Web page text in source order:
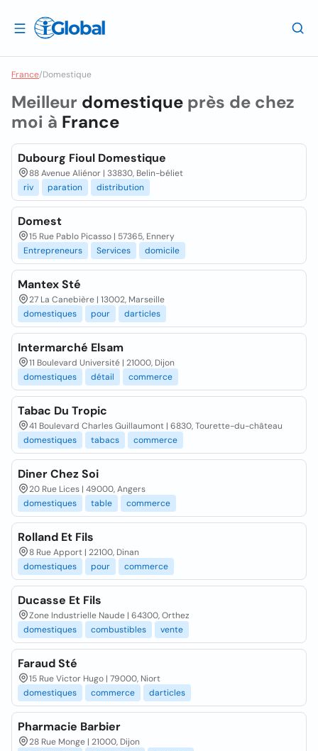
France/Domestique
Meilleur domestique près de chez
moi à France
Dubourg Fioul Domestique
88 Avenue Aliénor | 33830, Belin-béliet
riv
paration distribution
Domest
15 Rue Pablo Picasso | 57365, Ennery
Entrepreneurs
Services domicile
Mantex Sté
27 La Canebière | 13002, Marseille
domestiques
pour darticles
Intermarché Elsam
11 Boulevard Université | 21000, Dijon
domestiques
détail commerce
Tabac Du Tropic
41 Boulevard Charles Guillaumont | 6830, Tourette-du-château
domestiques
tabacs commerce
Diner Chez Soi
20 Rue Lices | 49000, Angers
domestiques
table commerce
Rolland Et Fils
8 Rue Apport | 22100, Dinan
domestiques
pour commerce
Ducasse Et Fils
Zone Industrielle Naude | 64300, Orthez
domestiques
combustibles vente
Faraud Sté
15 Rue Victor Hugo | 79000, Niort
domestiques
commerce darticles
Pharmacie Barbier
28 Rue Monge | 21000, Dijon